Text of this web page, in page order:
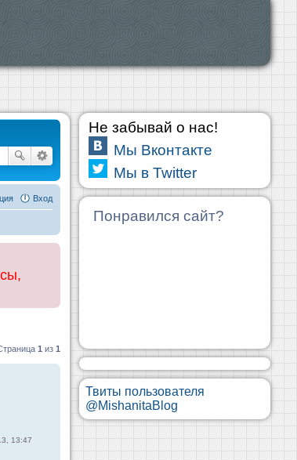
Вход
1 из 1
13:47
Не забывай о нас!
Мы Вконтакте
Мы в Twitter
Понравился сайт?
Твиты пользователя
@MishanitaBlog